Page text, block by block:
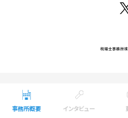
事務所概要 インタビュー
Copyright ©
All Rights